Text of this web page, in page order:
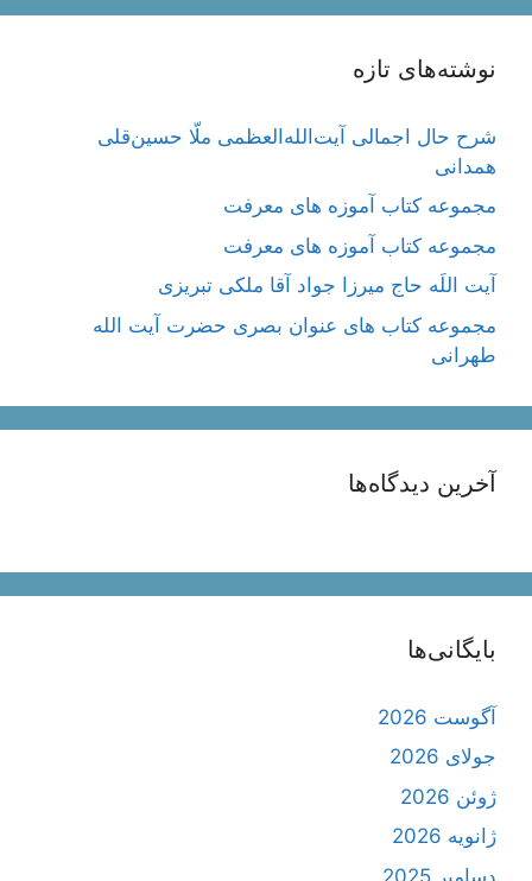
نوشته‌های تازه
شرح حال اجمالی آیت‌الله‌العظمی ملّا حسین‌قلی
همدانی
مجموعه کتاب آموزه های معرفت
مجموعه کتاب آموزه های معرفت
آیت اللَه حاج میرزا جواد آقا ملکی تبریزی
مجموعه کتاب های عنوان بصری حضرت آیت الله
طهرانی
آخرین دیدگاه‌ها
بایگانی‌ها
آگوست 2026
جولای 2026
ژوئن 2026
ژانویه 2026
دسامبر 2025